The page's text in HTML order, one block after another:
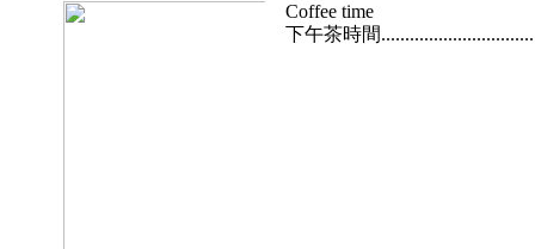
Coffee time
下午茶時間................................